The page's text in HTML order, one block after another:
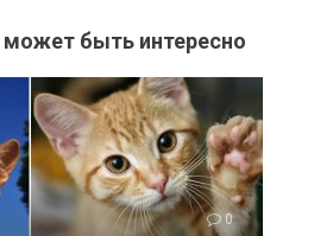
быть интересно
0